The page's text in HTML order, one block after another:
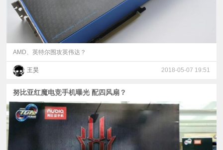
题
AMD、英特尔围攻英伟达？
王昊 2018-05-07 19:51
努比亚红魔电竞手机曝光 配四风扇？